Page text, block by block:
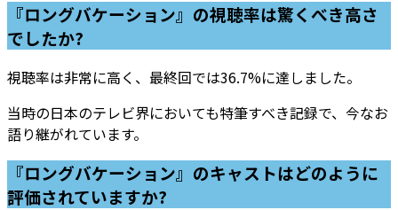
『ロングバケーション』の視聴率は驚くべき高さ
でしたか?
視聴率は非常に高く、最終回では36.7%に達しました。
当時の日本のテレビ界においても特筆すべき記録で、今なお
語り継がれています。
『ロングバケーション』のキャストはどのように
評価されていますか?